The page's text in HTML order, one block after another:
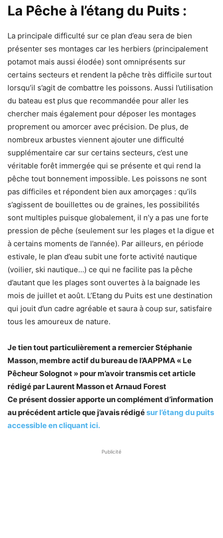
La Pêche à l’étang du Puits :
La principale difficulté sur ce plan d’eau sera de bien
présenter ses montages car les herbiers (principalement
potamot mais aussi élodée) sont omniprésents sur
certains secteurs et rendent la pêche très difficile surtout
lorsqu’il s’agit de combattre les poissons. Aussi l’utilisation
du bateau est plus que recommandée pour aller les
chercher mais également pour déposer les montages
proprement ou amorcer avec précision. De plus, de
nombreux arbustes viennent ajouter une difficulté
supplémentaire car sur certains secteurs, c’est une
véritable forêt immergée qui se présente et qui rend la
pêche tout bonnement impossible. Les poissons ne sont
pas difficiles et répondent bien aux amorçages : qu’ils
s’agissent de bouillettes ou de graines, les possibilités
sont multiples puisque globalement, il n’y a pas une forte
pression de pêche (seulement sur les plages et la digue et
à certains moments de l’année). Par ailleurs, en période
estivale, le plan d’eau subit une forte activité nautique
(voilier, ski nautique…) ce qui ne facilite pas la pêche
d’autant que les plages sont ouvertes à la baignade les
mois de juillet et août. L’Etang du Puits est une destination
qui jouit d’un cadre agréable et saura à coup sur, satisfaire
tous les amoureux de nature.
Je tien tout particulièrement a remercier Stéphanie
Masson, membre actif du bureau de l’AAPPMA « Le
Pêcheur Solognot » pour m’avoir transmis cet article
rédigé par Laurent Masson et Arnaud Forest
Ce présent dossier apporte un complément d’information
au précédent article que j’avais rédigésur l’étang du puits
accessible en cliquant ici.
Publicité